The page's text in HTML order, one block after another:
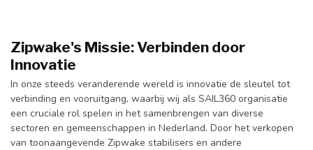
Zipwake's Missie: Verbinden door
Innovatie
In onze steeds veranderende wereld is innovatie de sleutel tot
verbinding en vooruitgang, waarbij wij als SAIL360 organisatie
een cruciale rol spelen in het samenbrengen van diverse
sectoren en gemeenschappen in Nederland. Door het verkopen
van toonaangevende Zipwake stabilisers en andere